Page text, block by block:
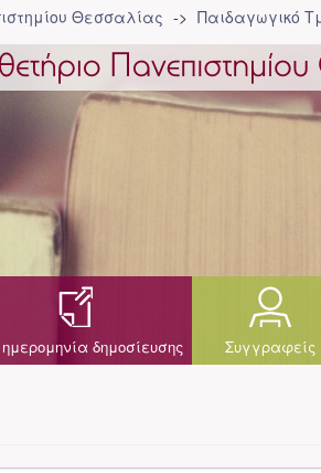
Θεσσαλίας Παιδαγωγικό
δημοσίευσης Συγγραφείς